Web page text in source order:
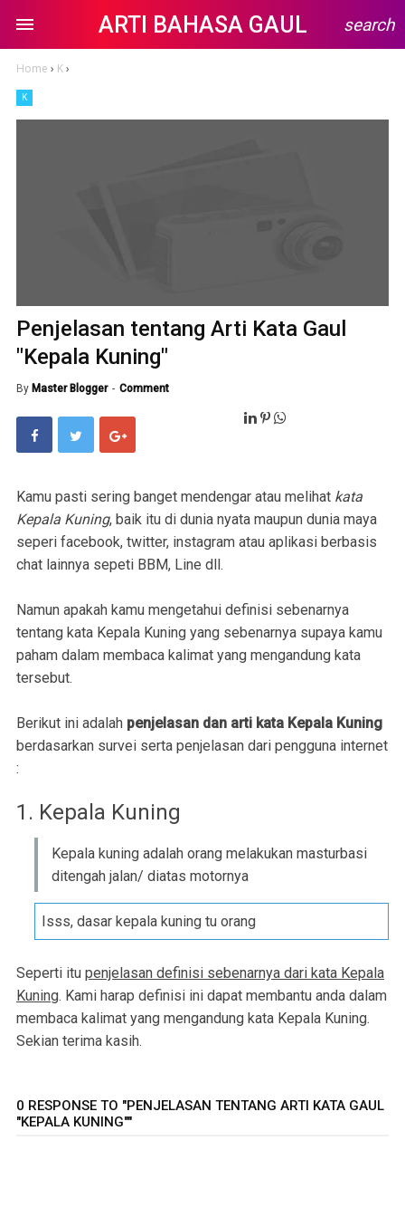
ARTI BAHASA GAUL search
Home › K›
K
Penjelasan tentang Arti Kata Gaul
"Kepala Kuning"
By Master Blogger Comment
Kamu pasti sering banget mendengar atau melihat kata
Kepala Kuning, baik itu di dunia nyata maupun dunia maya
seperi facebook, twitter, instagram atau aplikasi berbasis
chat lainnya sepeti BBM, Line dll.
Namun apakah kamu mengetahui definisi sebenarnya
tentang kata Kepala Kuning yang sebenarnya supaya kamu
paham dalam membaca kalimat yang mengandung kata
tersebut.
Berikut ini adalah penjelasan dan arti kata Kepala Kuning
berdasarkan survei serta penjelasan dari pengguna internet
:
1. Kepala Kuning
Kepala kuning adalah orang melakukan masturbasi
ditengah jalan/ diatas motornya
Isss, dasar kepala kuning tu orang
Seperti itu penjelasan definisi sebenarnya dari kata Kepala
Kuning. Kami harap definisi ini dapat membantu anda dalam
membaca kalimat yang mengandung kata Kepala Kuning.
Sekian terima kasih.
0 RESPONSE TO "PENJELASAN TENTANG ARTI KATA GAUL
"KEPALA KUNING""